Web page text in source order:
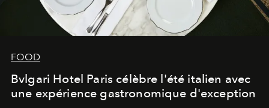
FOOD
Bvlgari Hotel Paris célèbre l'été italien avec
une expérience gastronomique d'exception